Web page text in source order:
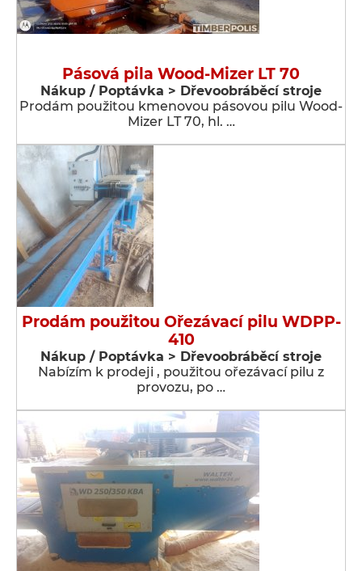
Pásová pila Wood-Mizer LT 70
Nákup / Poptávka > Dřevoobráběcí stroje
Prodám použitou kmenovou pásovou pilu Wood-
Mizer LT 70, hl. …
Prodám použitou Ořezávací pilu WDPP-
410
Nákup / Poptávka > Dřevoobráběcí stroje
Nabízím k prodeji , použitou ořezávací pilu z
provozu, po …